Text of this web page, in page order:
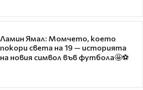
Ламин Ямал: Момчето, което
покори света на 19 — историята
на новия символ във футбола🤩⚽